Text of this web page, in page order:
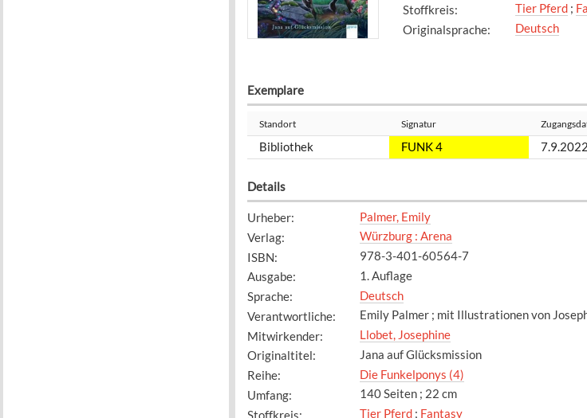
Stoffkreis: Tier Pferd;
Originalsprache: Deutsch
Exemplare
Standort Signatur
Bibliothek FUNK 4 7.9.2022
Details
Urheber:
Palmer, Emily
Verlag:
Würzburg : Arena
ISBN:
978-3-401-60564-7
Ausgabe:
1. Auflage
Sprache:
Deutsch
Verantwortliche:
Emily Palmer ; mit Illustrationen von
Mitwirkender:
Llobet, Josephine
Originaltitel:
Jana auf Glücksmission
Reihe:
Die Funkelponys (4)
Umfang:
140 Seiten ; 22 cm
Stoffkreis: Tier Pferd; Fantasy